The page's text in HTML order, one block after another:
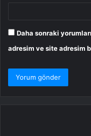
Daha sonraki
adresim ve site adresim